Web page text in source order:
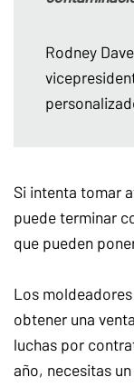
Rodney
Si intenta tomar
puede terminar
que pueden
Los
obtener una
luchas por
año, necesitas